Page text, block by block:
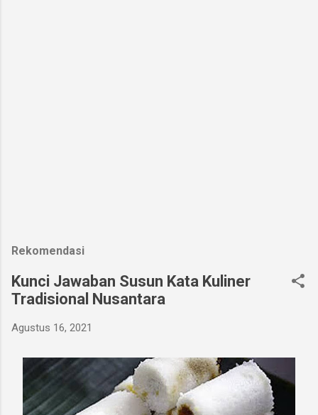
Rekomendasi
Kunci Jawaban Susun Kata Kuliner
Tradisional Nusantara
Agustus 16, 2021